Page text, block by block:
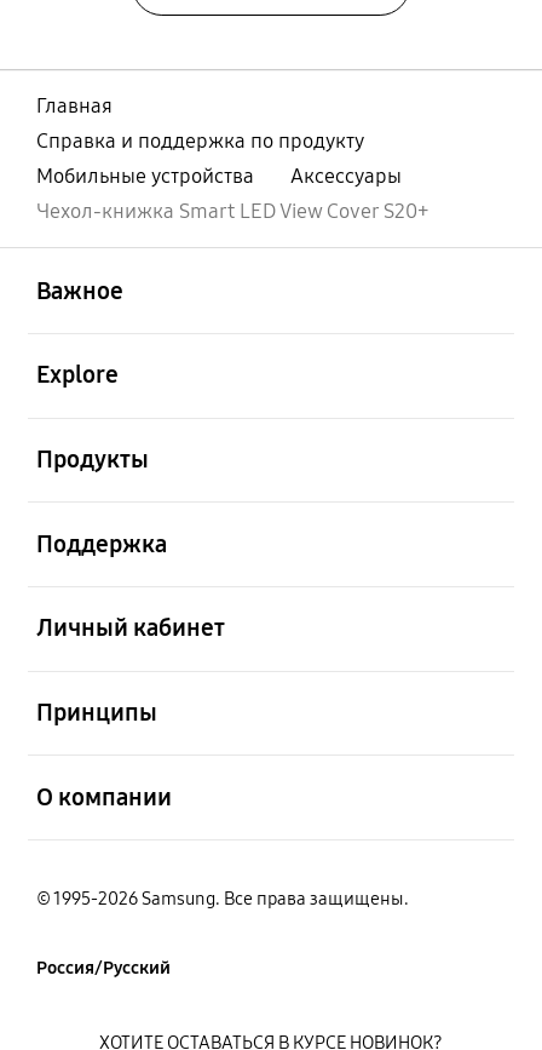
Главная
Справка и поддержка по продукту
Мобильные устройства
Аксессуары
Чехол-книжка Smart LED View Cover S20+
Важное
Explore
Продукты
Поддержка
Личный кабинет
Принципы
О компании
© 1995-2026 Samsung. Все права защищены.
Россия/Русский
ХОТИТЕ ОСТАВАТЬСЯ В КУРСЕ НОВИНОК?